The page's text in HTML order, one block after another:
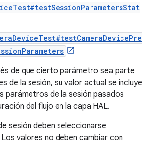
de que cierto parámetro sea parte
de la sesión, su valor actual se incluye
parámetros de la sesión pasados
del flujo en la capa HAL.
sesión deben seleccionarse
valores no deben cambiar con